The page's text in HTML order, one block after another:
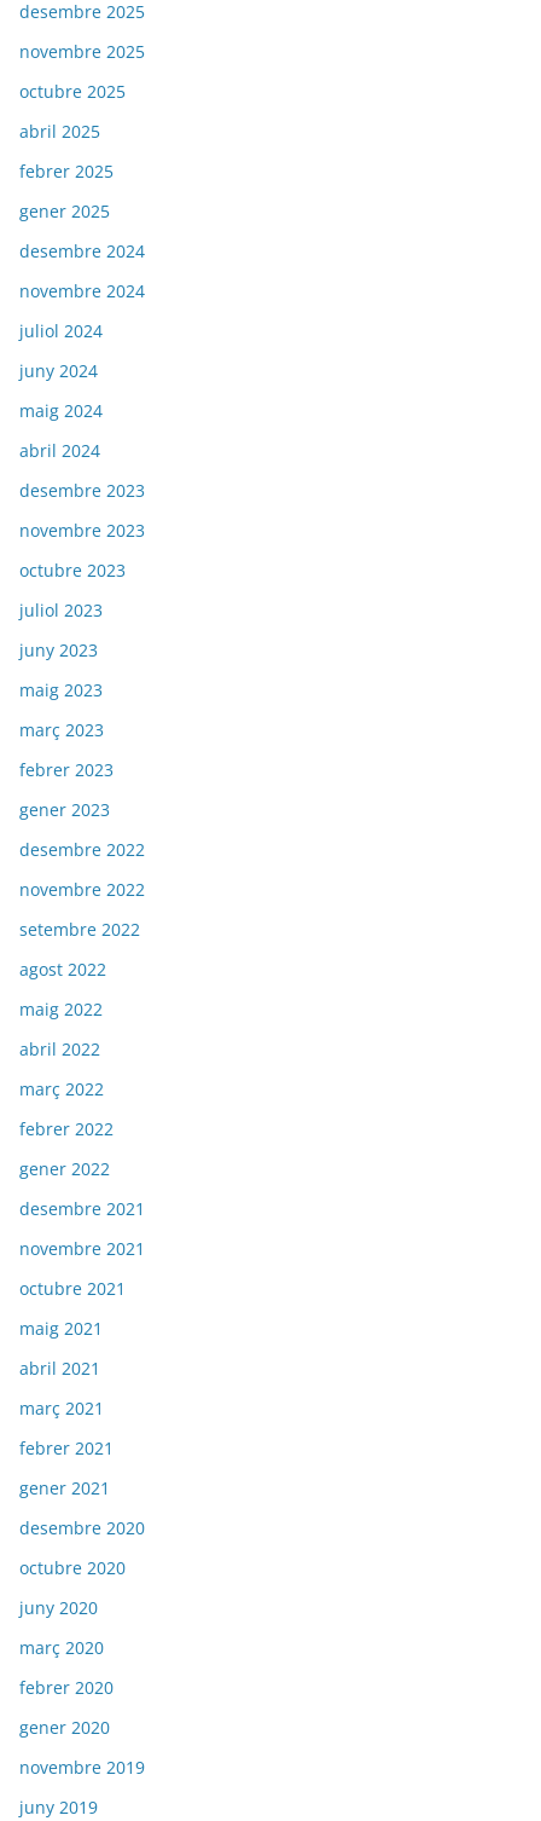
desembre 2025
novembre 2025
octubre 2025
abril 2025
febrer 2025
gener 2025
desembre 2024
novembre 2024
juliol 2024
juny 2024
maig 2024
abril 2024
desembre 2023
novembre 2023
octubre 2023
juliol 2023
juny 2023
maig 2023
març 2023
febrer 2023
gener 2023
desembre 2022
novembre 2022
setembre 2022
agost 2022
maig 2022
abril 2022
març 2022
febrer 2022
gener 2022
desembre 2021
novembre 2021
octubre 2021
maig 2021
abril 2021
març 2021
febrer 2021
gener 2021
desembre 2020
octubre 2020
juny 2020
març 2020
febrer 2020
gener 2020
novembre 2019
juny 2019